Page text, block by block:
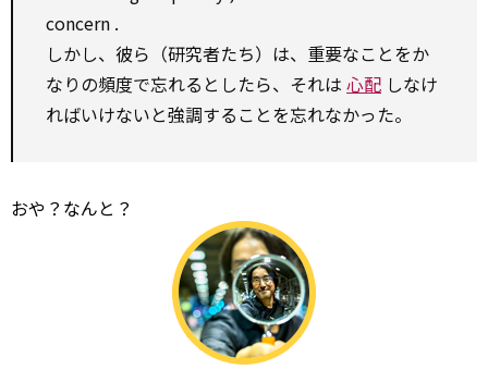
concern .
しかし、彼ら（研究者たち）は、重要なことをか
なりの頻度で忘れるとしたら、それは 心配 しなけ
ればいけないと強調することを忘れなかった。
おや？なんと？